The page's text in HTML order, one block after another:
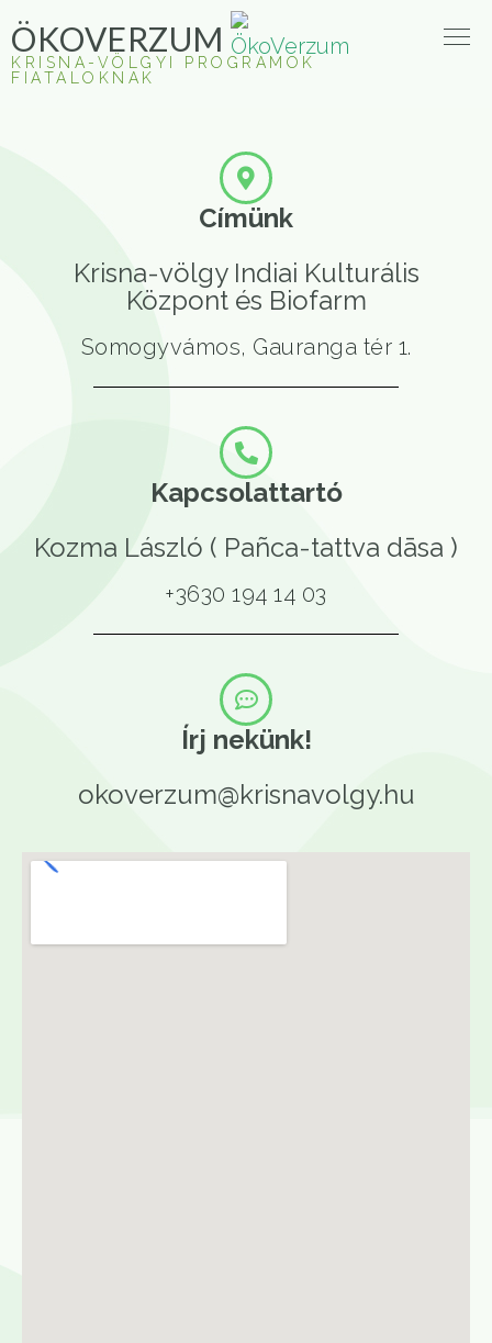
ÖKOVERZUM
KRISNA-VÖLGYI PROGRAMOK
FIATALOKNAK
Címünk
Krisna-völgy Indiai Kulturális
Központ és Biofarm
Somogyvámos, Gauranga tér 1.
Kapcsolattartó
Kozma László ( Pañca-tattva dāsa )
+3630 194 14 03
Írj nekünk!
okoverzum@krisnavolgy.hu